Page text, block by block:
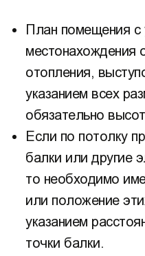
План помещения с
местонахождения
отопления,
указанием всех
обязательно
Если по потолку
балки или другие
то необходимо
или положение
указанием
точки балки.